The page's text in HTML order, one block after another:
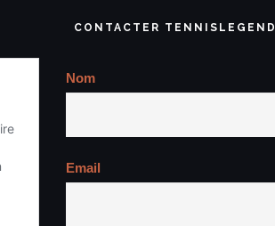
CONTACTER TENNISLEGEND
Nom
Email